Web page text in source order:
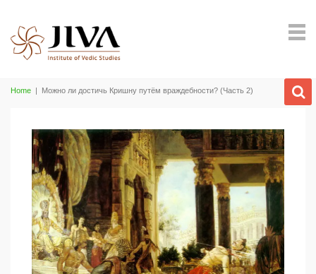
Home | Можно ли достичь Кришну путём враждебности? (Часть 2)